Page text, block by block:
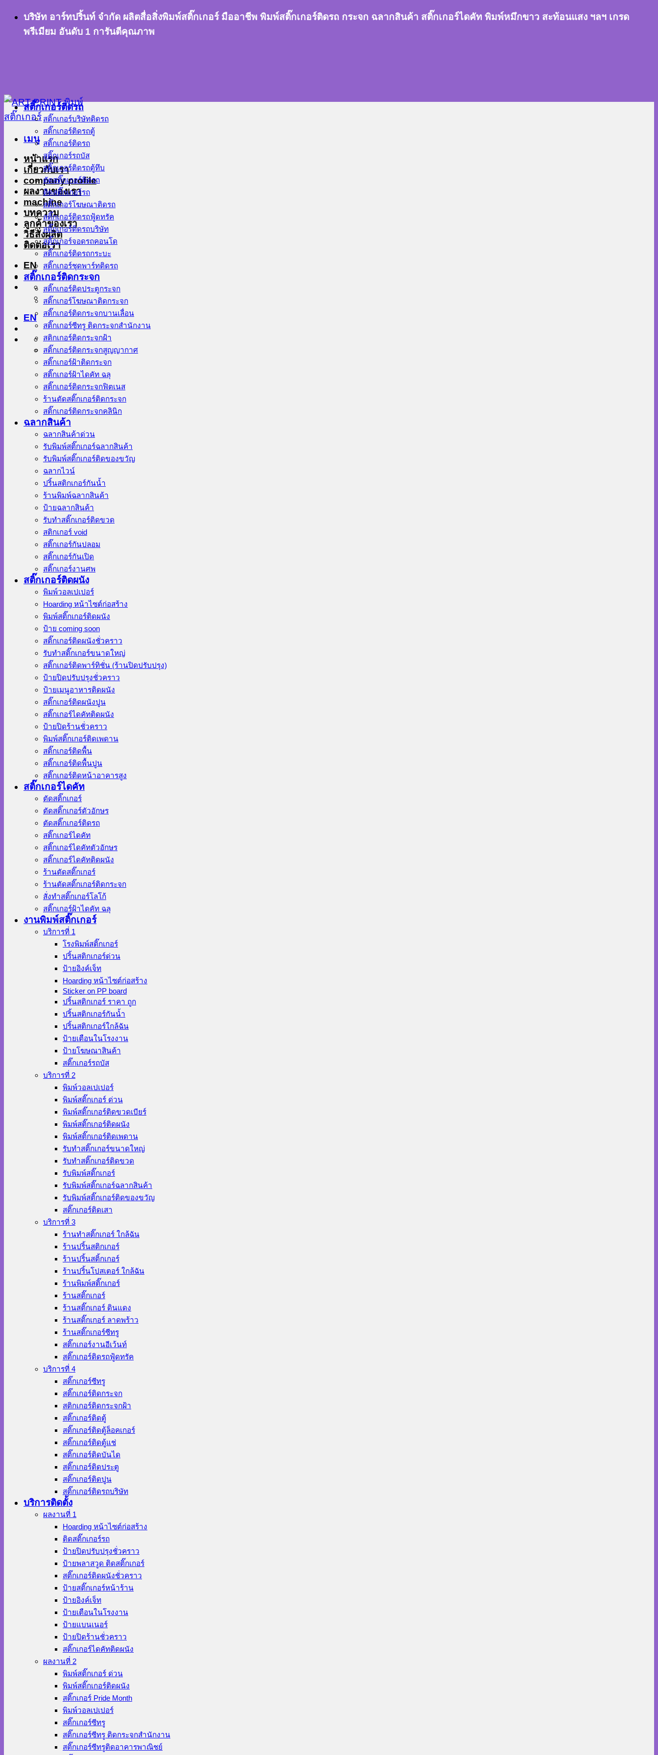
ข้าม บริษัท อาร์ทปริ้นท์ จำกัด ผลิตสื่อสิ่งพิมพ์สติ๊กเกอร์ มืออาชีพ พิมพ์สติ๊กเกอร์ติดรถ กระจก ฉลากสินค้า สติ๊กเกอร์ไดคัท พิมพ์หมึกขาว สะท้อนแสง ฯลฯ เกรด
พรีเมียม อันดับ 1 การันตีคุณภาพ
เมนู
หน้าแรก
เกี่ยวกับเรา
company profile
ผลงานของเรา
machine
บทความ
ลูกค้าของเรา
วิธีสั่งผลิต
ติดต่อเรา
EN
EN
สติ๊กเกอร์ติดรถ
สติ๊กเกอร์บริษัทติดรถ
สติ๊กเกอร์ติดรถตู้
สติ๊กเกอร์ติดรถ
สติ๊กเกอร์รถบัส
สติ๊กเกอร์ติดรถตู้ทึบ
ตัดสติ๊กเกอร์ติดรถ
ติดสติ๊กเกอร์รถ
สติ๊กเกอร์โฆษณาติดรถ
สติ๊กเกอร์ติดรถฟู้ดทรัค
สติ๊กเกอร์ติดรถบริษัท
สติ๊กเกอร์จอดรถคอนโด
สติ๊กเกอร์ติดรถกระบะ
สติ๊กเกอร์ชุดพาร์ทติดรถ
สติ๊กเกอร์ติดกระจก
สติ๊กเกอร์ติดประตูกระจก
สติ๊กเกอร์โฆษณาติดกระจก
สติ๊กเกอร์ติดกระจกบานเลื่อน
สติ๊กเกอร์ซีทรู ติดกระจกสำนักงาน
สติกเกอร์ติดกระจกฝ้า
สติ๊กเกอร์ติดกระจกสูญญากาศ
สติ๊กเกอร์ฝ้าติดกระจก
สติ๊กเกอร์ฝ้าไดคัท ฉลุ
สติ๊กเกอร์ติดกระจกฟิตเนส
ร้านตัดสติ๊กเกอร์ติดกระจก
สติ๊กเกอร์ติดกระจกคลินิก
ฉลากสินค้า
ฉลากสินค้าด่วน
รับพิมพ์สติ๊กเกอร์ฉลากสินค้า
รับพิมพ์สติ๊กเกอร์ติดของขวัญ
ฉลากไวน์
ปริ้นสติกเกอร์กันน้ำ
ร้านพิมพ์ฉลากสินค้า
ป้ายฉลากสินค้า
รับทำสติ๊กเกอร์ติดขวด
สติกเกอร์ void
สติ๊กเกอร์กันปลอม
สติ๊กเกอร์กันเปิด
สติ๊กเกอร์งานศพ
สติ๊กเกอร์ติดผนัง
พิมพ์วอลเปเปอร์
Hoarding หน้าไซต์ก่อสร้าง
พิมพ์สติ๊กเกอร์ติดผนัง
ป้าย coming soon
สติ๊กเกอร์ติดผนังชั่วคราว
รับทำสติ๊กเกอร์ขนาดใหญ่
สติ๊กเกอร์ติดพาร์ทิชั่น (ร้านปิดปรับปรุง)
ป้ายปิดปรับปรุงชั่วคราว
ป้ายเมนูอาหารติดผนัง
สติ๊กเกอร์ติดผนังปูน
สติ๊กเกอร์ไดคัทติดผนัง
ป้ายปิดร้านชั่วคราว
พิมพ์สติ๊กเกอร์ติดเพดาน
สติ๊กเกอร์ติดพื้น
สติ๊กเกอร์ติดพื้นปูน
สติ๊กเกอร์ติดหน้าอาคารสูง
สติ๊กเกอร์ไดคัท
ตัดสติ๊กเกอร์
ตัดสติ๊กเกอร์ตัวอักษร
ตัดสติ๊กเกอร์ติดรถ
สติ๊กเกอร์ไดคัท
สติ๊กเกอร์ไดคัทตัวอักษร
สติ๊กเกอร์ไดคัทติดผนัง
ร้านตัดสติ๊กเกอร์
ร้านตัดสติ๊กเกอร์ติดกระจก
สั่งทําสติ๊กเกอร์โลโก้
สติ๊กเกอร์ฝ้าไดคัท ฉลุ
งานพิมพ์สติ๊กเกอร์
บริการที่ 1
โรงพิมพ์สติ๊กเกอร์
ปริ้นสติกเกอร์ด่วน
ป้ายอิงค์เจ็ท
Hoarding หน้าไซต์ก่อสร้าง
Sticker on PP board
ปริ้นสติกเกอร์ ราคา ถูก
ปริ้นสติกเกอร์กันน้ำ
ปริ้นสติกเกอร์ใกล้ฉัน
ป้ายเตือนในโรงงาน
ป้ายโฆษณาสินค้า
สติ๊กเกอร์รถบัส
บริการที่ 2
พิมพ์วอลเปเปอร์
พิมพ์สติ๊กเกอร์ ด่วน
พิมพ์สติ๊กเกอร์ติดขวดเบียร์
พิมพ์สติ๊กเกอร์ติดผนัง
พิมพ์สติ๊กเกอร์ติดเพดาน
รับทำสติ๊กเกอร์ขนาดใหญ่
รับทำสติ๊กเกอร์ติดขวด
รับพิมพ์สติ๊กเกอร์
รับพิมพ์สติ๊กเกอร์ฉลากสินค้า
รับพิมพ์สติ๊กเกอร์ติดของขวัญ
สติ๊กเกอร์ติดเสา
บริการที่ 3
ร้านทําสติ๊กเกอร์ ใกล้ฉัน
ร้านปริ้นสติกเกอร์
ร้านปริ้นสติ้กเกอร์
ร้านปริ้นโปสเตอร์ ใกล้ฉัน
ร้านพิมพ์สติ๊กเกอร์
ร้านสติ๊กเกอร์
ร้านสติ๊กเกอร์ ดินแดง
ร้านสติ๊กเกอร์ ลาดพร้าว
ร้านสติ๊กเกอร์ซีทรู
สติ๊กเกอร์งานอีเว้นท์
สติ๊กเกอร์ติดรถฟู้ดทรัค
บริการที่ 4
สติ๊กเกอร์ซีทรู
สติ๊กเกอร์ติดกระจก
สติกเกอร์ติดกระจกฝ้า
สติ๊กเกอร์ติดตู้
สติ๊กเกอร์ติดตู้ล็อคเกอร์
สติ๊กเกอร์ติดตู้แช่
สติ๊กเกอร์ติดบันได
สติ๊กเกอร์ติดประตู
สติ๊กเกอร์ติดปูน
สติ๊กเกอร์ติดรถบริษัท
บริการติดตั้ง
ผลงานที่ 1
Hoarding หน้าไซต์ก่อสร้าง
ติดสติ๊กเกอร์รถ
ป้ายปิดปรับปรุงชั่วคราว
ป้ายพลาสวูด ติดสติ๊กเกอร์
สติ๊กเกอร์ติดผนังชั่วคราว
ป้ายสติ๊กเกอร์หน้าร้าน
ป้ายอิงค์เจ็ท
ป้ายเตือนในโรงงาน
ป้ายแบนเนอร์
ป้ายปิดร้านชั่วคราว
สติ๊กเกอร์ไดคัทติดผนัง
ผลงานที่ 2
พิมพ์สติ๊กเกอร์ ด่วน
พิมพ์สติ๊กเกอร์ติดผนัง
สติ๊กเกอร์ Pride Month
พิมพ์วอลเปเปอร์
สติ๊กเกอร์ซีทรู
สติ๊กเกอร์ซีทรู ติดกระจกสำนักงาน
สติ๊กเกอร์ซีทรูติดอาคารพาณิชย์